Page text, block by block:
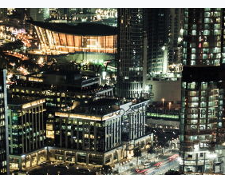
Company /
ホーム / Home
私たちの会社 / Our Company
私たちの事業 / Our Business
お問い合わせ / Contact us